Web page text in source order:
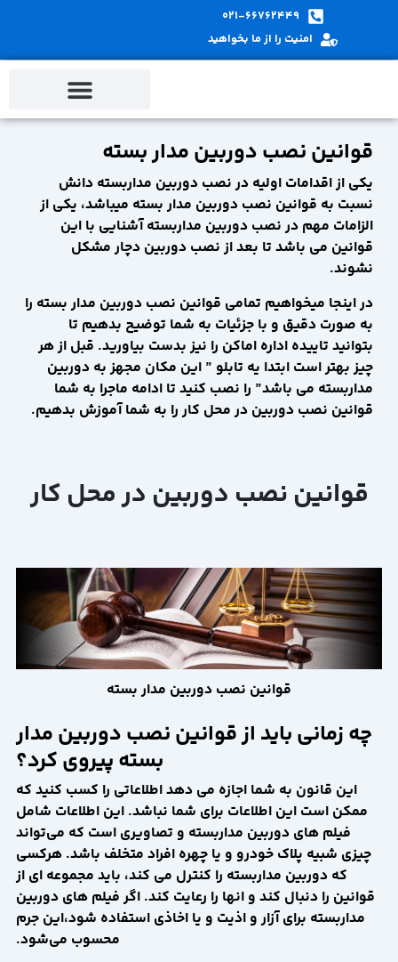
021-66762449
امنیت را از ما بخواهید
قوانین نصب دوربین مدار بسته
یکی از اقدامات اولیه در نصب دوربین مداربسته دانش
نسبت به قوانین نصب دوربین مدار بسته میباشد، یکی از
الزامات مهم در نصب دوربین مداربسته آشنایی با این
قوانین می باشد تا بعد از نصب دوربین دچار مشکل
نشوند.
در اینجا میخواهیم تمامی قوانین نصب دوربین مدار بسته را
به صورت دقیق و با جزئیات به شما توضیح بدهیم تا
بتوانید تاییده اداره اماکن را نیز بدست بیاورید. قبل از هر
چیز بهتر است ابتدا یه تابلو ” این مکان مجهز به دوربین
مداربسته می باشد” را نصب کنید تا ادامه ماجرا به شما
قوانین نصب دوربین در محل کار را به شما آموزش بدهیم.
قوانین نصب دوربین در محل کار
قوانین نصب دوربین مدار بسته
چه زمانی باید از قوانین نصب دوربین مدار
بسته پیروی کرد؟
این قانون به شما اجازه می دهد اطلاعاتی را کسب کنید که
ممکن است این اطلاعات برای شما نباشد. این اطلاعات شامل
فیلم های دوربین مداربسته و تصاویری است که می‌تواند
چیزی شبیه پلاک خودرو و یا چهره افراد متخلف باشد. هرکسی
که دوربین مداربسته را کنترل می کند، باید مجموعه ای از
قوانین را دنبال کند و انها را رعایت کند. اگر فیلم های دوربین
مداربسته برای آزار و اذیت و یا اخاذی استفاده شود،این جرم
محسوب می‌شود.